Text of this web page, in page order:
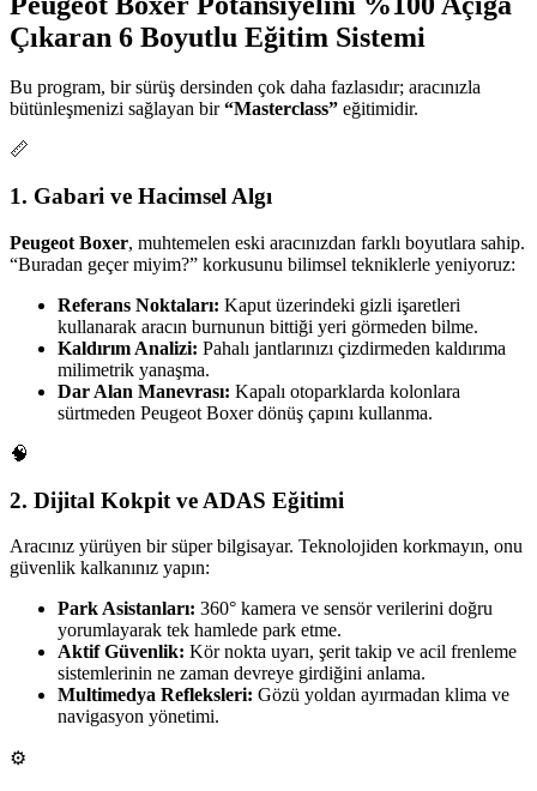
Çıkaran 6 Boyutlu Eğitim Sistemi
Bu program, bir sürüş dersinden çok daha fazlasıdır; aracınızla
bütünleşmenizi sağlayan bir“Masterclass” eğitimidir.
📏
1. Gabari ve Hacimsel Algı
Peugeot Boxer, muhtemelen eski aracınızdan farklı boyutlara sahip.
“Buradan geçer miyim?” korkusunu bilimsel tekniklerle yeniyoruz:
Referans Noktaları: Kaput üzerindeki gizli işaretleri
kullanarak aracın burnunun bittiği yeri görmeden bilme.
Kaldırım Analizi: Pahalı jantlarınızı çizdirmeden kaldırıma
milimetrik yanaşma.
Dar Alan Manevrası: Kapalı otoparklarda kolonlara
sürtmeden Peugeot Boxer dönüş çapını kullanma.
🧠
2. Dijital Kokpit ve ADAS Eğitimi
Aracınız yürüyen bir süper bilgisayar. Teknolojiden korkmayın, onu
güvenlik kalkanınız yapın:
Park Asistanları: 360° kamera ve sensör verilerini doğru
yorumlayarak tek hamlede park etme.
Aktif Güvenlik: Kör nokta uyarı, şerit takip ve acil frenleme
sistemlerinin ne zaman devreye girdiğini anlama.
Multimedya Refleksleri: Gözü yoldan ayırmadan klima ve
navigasyon yönetimi.
⚙️